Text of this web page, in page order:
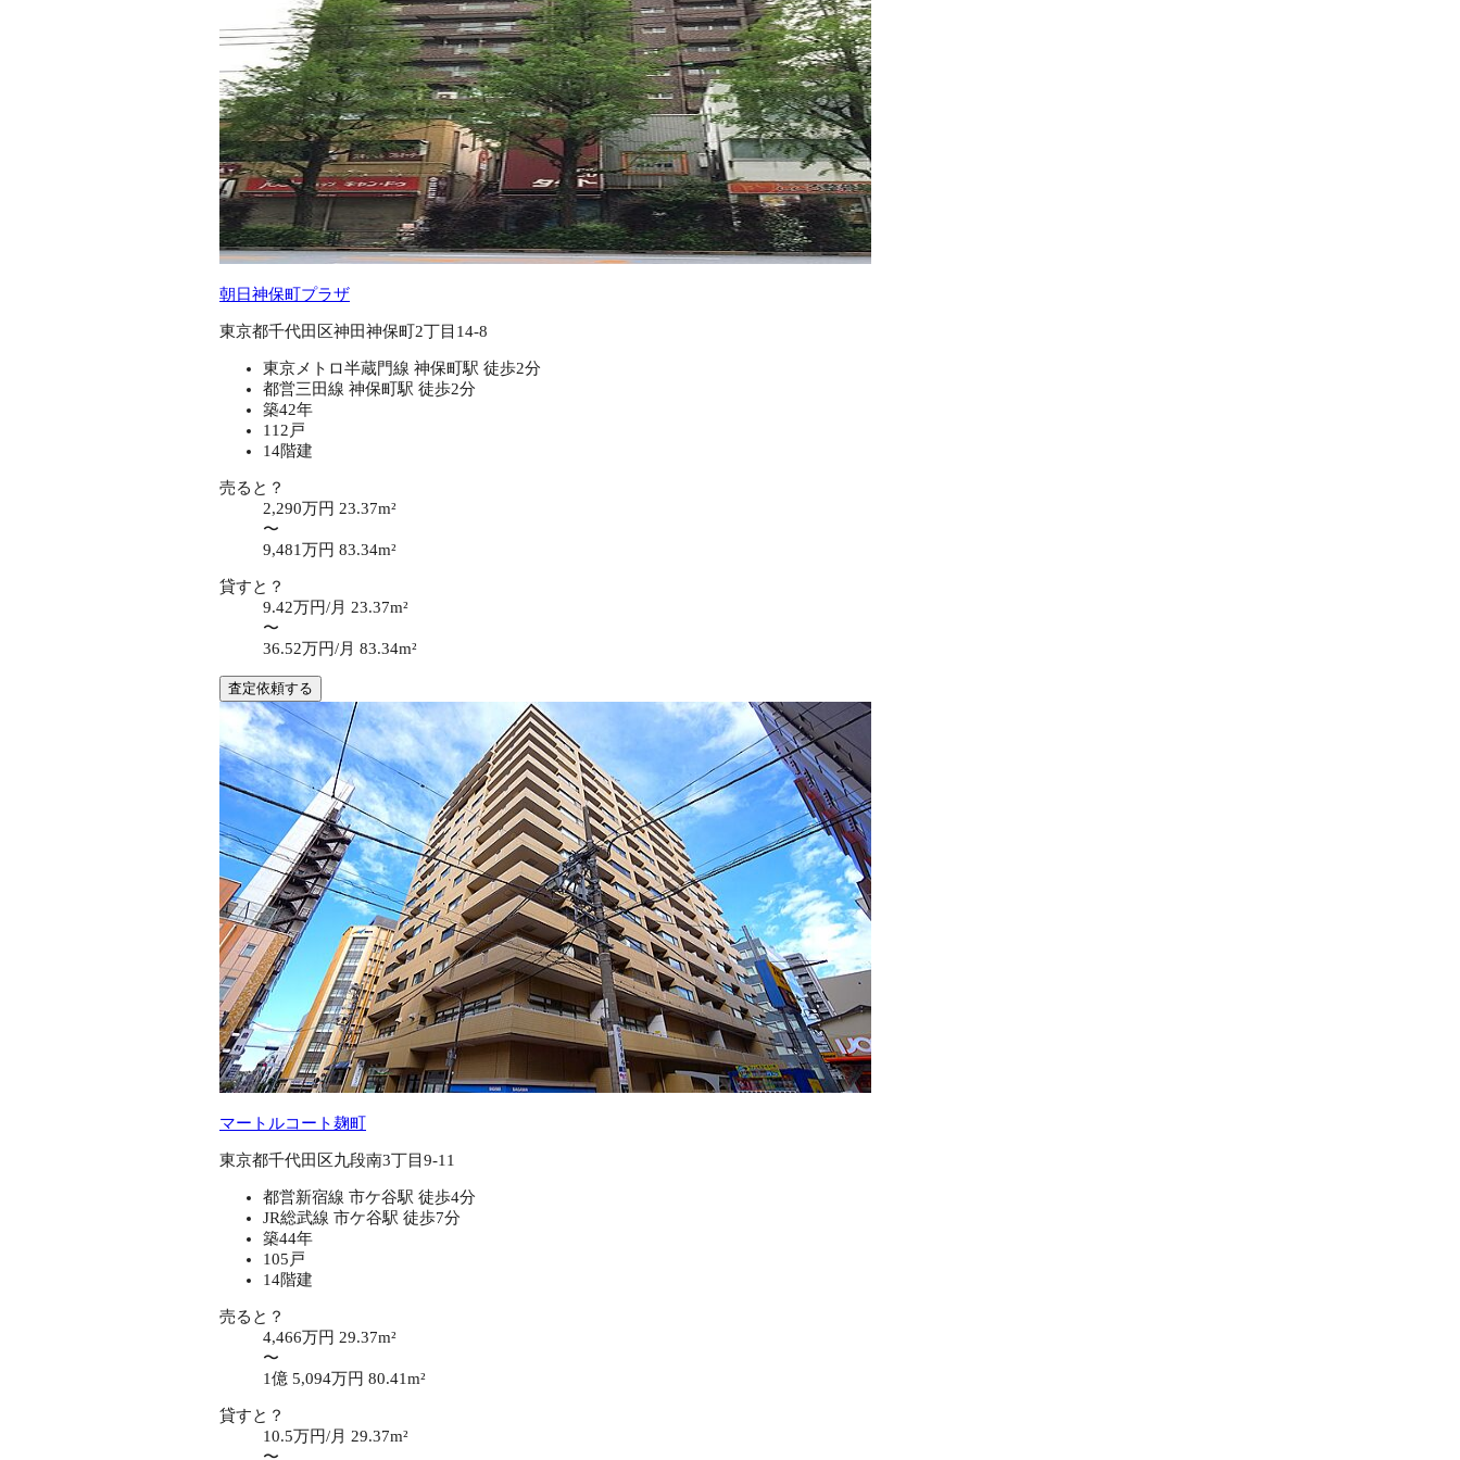
朝日神保町プラザ
東京都千代田区神田神保町2丁目14-8
東京メトロ半蔵門線 神保町駅 徒歩2分
都営三田線 神保町駅 徒歩2分
築42年
112戸
14階建
売ると？
2,290万円 23.37m²
〜
9,481万円 83.34m²
貸すと？
9.42万円/月 23.37m²
〜
36.52万円/月 83.34m²
査定依頼する
マートルコート麹町
東京都千代田区九段南3丁目9-11
都営新宿線 市ケ谷駅 徒歩4分
JR総武線 市ケ谷駅 徒歩7分
築44年
105戸
14階建
売ると？
4,466万円 29.37m²
〜
1億 5,094万円 80.41m²
貸すと？
10.5万円/月 29.37m²